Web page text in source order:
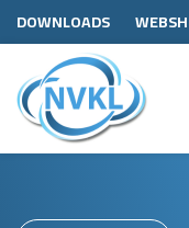
DOWNLOADS